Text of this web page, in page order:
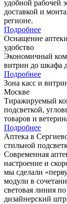
удобной рабочей
доставкой и
регионе.
Подробнее
Оснащение
удобство
Экономичный
витрин до шкафа
Подробнее
Зона касс и
Москве
Тиражируемый
подсветкой,
товаров и
Подробнее
Аптека в
стильной
Современная
настроение и
мы сделали
модули в
световая линия
дизайнерский